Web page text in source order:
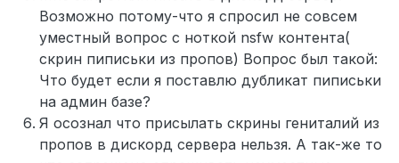
Возможно потому-что я спросил не совсем
уместный вопрос с ноткой nsfw контента(
скрин пиписьки из пропов) Вопрос был такой:
Что будет если я поставлю дубликат пиписьки
на админ базе?
Я осознал что присылать скрины гениталий из
пропов в дискорд сервера нельзя. А так-же то